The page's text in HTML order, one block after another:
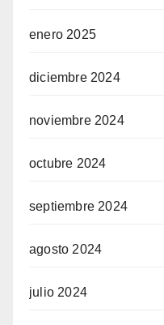
enero 2025
diciembre 2024
noviembre 2024
octubre 2024
septiembre 2024
agosto 2024
julio 2024